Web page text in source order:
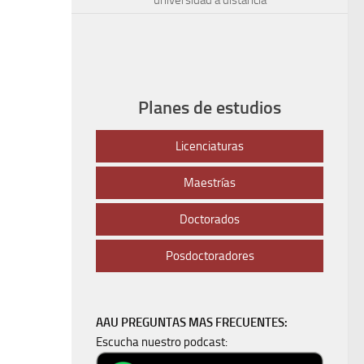
Planes de estudios
Licenciaturas
Maestrías
Doctorados
Posdoctoradores
AAU PREGUNTAS MAS FRECUENTES:
Escucha nuestro podcast: